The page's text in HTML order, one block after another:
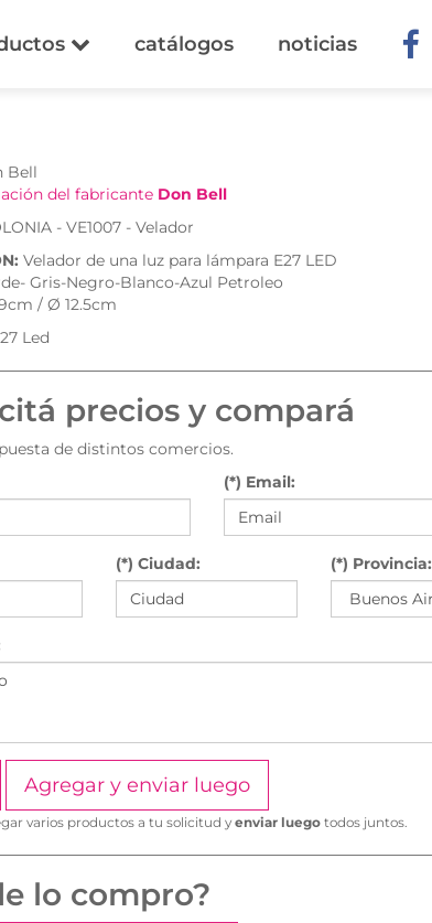
catálogos noticias
Bell
del fabricante Don Bell
- VE1007 - Velador
Velador de una luz para lámpara E27 LED
Gris-Negro-Blanco-Azul Petroleo
/ Ø 12.5cm
Led
precios y compará
de distintos comercios.
(*) Email:
(*) Ciudad: (*) Provincia:
Agregar y enviar luego
varios productos a tu solicitud yenviar luego todos juntos.
lo compro?